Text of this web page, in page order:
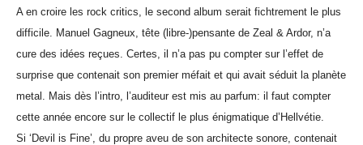
A en croire les rock critics, le second album serait fichtrement le plus
difficile. Manuel Gagneux, tête (libre-)pensante de Zeal & Ardor, n’a
cure des idées reçues. Certes, il n’a pas pu compter sur l’effet de
surprise que contenait son premier méfait et qui avait séduit la planète
metal. Mais dès l’intro, l’auditeur est mis au parfum: il faut compter
cette année encore sur le collectif le plus énigmatique d’Hellvétie.
Si ‘Devil is Fine’, du propre aveu de son architecte sonore, contenait